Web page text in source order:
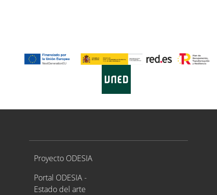
Proyecto ODESIA
Proyecto ODESIA
Portal ODESIA -
Estado del arte